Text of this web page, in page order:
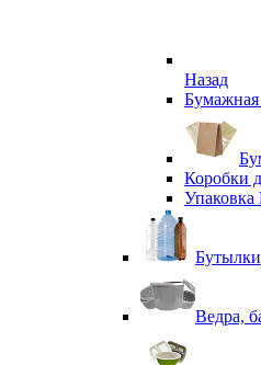
Назад
Бумажная
Коробки
Упаковка
Бутылки
Ведра,